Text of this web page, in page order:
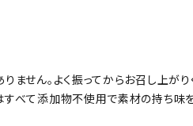
ません。よく振ってからお召し上がり
すべて添加物不使用で素材の持ち